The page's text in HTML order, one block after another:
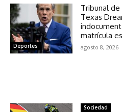
Deportes
Tribunal de
Texas
matrícula
agosto 8, 2026
Sociedad